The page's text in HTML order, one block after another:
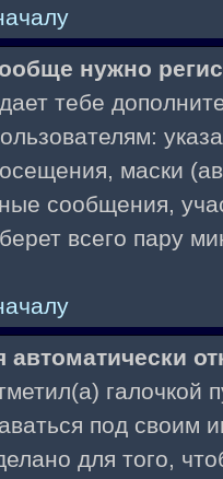
нужно
тебе
маски
сообщения,
всего пару
галочкой
под своим
для того,